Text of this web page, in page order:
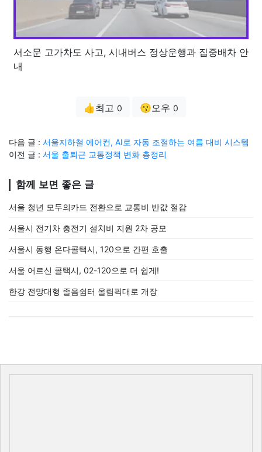
서소문 고가차도 사고, 시내버스 정상운행과 집중배차 안
내
👍최고 0 😗오우 0
다음 글 : 서울지하철 에어컨, AI로 자동 조절하는 여름 대비 시스템
이전 글 : 서울 출퇴근 교통정책 변화 총정리
함께 보면 좋은 글
서울 청년 모두의카드 전환으로 교통비 반값 절감
서울시 전기차 충전기 설치비 지원 2차 공모
서울시 동행 온다콜택시, 120으로 간편 호출
서울 어르신 콜택시, 02-120으로 더 쉽게!
한강 전망대형 졸음쉼터 올림픽대로 개장